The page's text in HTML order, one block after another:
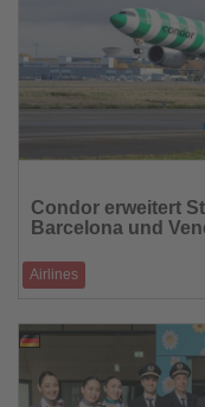
die
Nachrichten
Condor erweitert
Barcelona und
Airlines
verbessern Anschlüsse